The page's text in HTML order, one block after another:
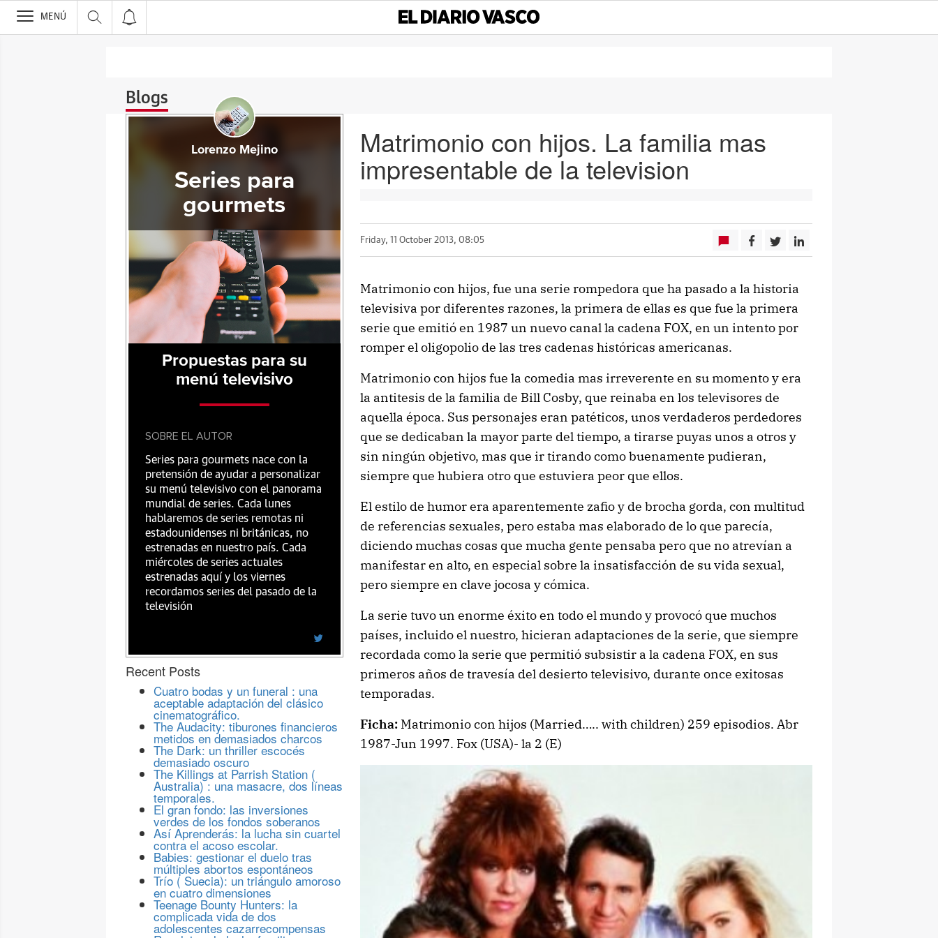
>
MENÚ
Blogs
Matrimonio con hijos. La familia mas
impresentable de la television
Friday, 11 October 2013, 08:05
Matrimonio con hijos, fue una serie rompedora que ha pasado a la historia
televisiva por diferentes razones, la primera de ellas es que fue la primera
serie que emitió en 1987 un nuevo canal la cadena FOX, en un intento por
romper el oligopolio de las tres cadenas históricas americanas.
Matrimonio con hijos fue la comedia mas irreverente en su momento y era
la antitesis de la familia de Bill Cosby, que reinaba en los televisores de
aquella época. Sus personajes eran patéticos, unos verdaderos perdedores
que se dedicaban la mayor parte del tiempo, a tirarse puyas unos a otros y
sin ningún objetivo, mas que ir tirando como buenamente pudieran,
siempre que hubiera otro que estuviera peor que ellos.
El estilo de humor era aparentemente zafio y de brocha gorda, con multitud
de referencias sexuales, pero estaba mas elaborado de lo que parecía,
diciendo muchas cosas que mucha gente pensaba pero que no atrevían a
manifestar en alto, en especial sobre la insatisfacción de su vida sexual,
pero siempre en clave jocosa y cómica.
La serie tuvo un enorme éxito en todo el mundo y provocó que muchos
países, incluido el nuestro, hicieran adaptaciones de la serie, que siempre
recordada como la serie que permitió subsistir a la cadena FOX, en sus
primeros años de travesía del desierto televisivo, durante once exitosas
temporadas.
Ficha:Matrimonio con hijos (Married….. with children) 259 episodios. Abr
1987-Jun 1997. Fox (USA)- la 2 (E)
Lorenzo Mejino
Series para
gourmets
Propuestas para su
menú televisivo
SOBRE EL AUTOR
Series para gourmets nace con la
pretensión de ayudar a personalizar
su menú televisivo con el panorama
mundial de series. Cada lunes
hablaremos de series remotas ni
estadounidenses ni británicas, no
estrenadas en nuestro país. Cada
miércoles de series actuales
estrenadas aquí y los viernes
recordamos series del pasado de la
televisión
Recent Posts
Cuatro bodas y un funeral : una
aceptable adaptación del clásico
cinematográfico.
The Audacity: tiburones financieros
metidos en demasiados charcos
The Dark: un thriller escocés
demasiado oscuro
The Killings at Parrish Station (
Australia) : una masacre, dos líneas
temporales.
El gran fondo: las inversiones
verdes de los fondos soberanos
Así Aprenderás: la lucha sin cuartel
contra el acoso escolar.
Babies: gestionar el duelo tras
múltiples abortos espontáneos
Trío ( Suecia): un triángulo amoroso
en cuatro dimensiones
Teenage Bounty Hunters: la
complicada vida de dos
adolescentes cazarrecompensas